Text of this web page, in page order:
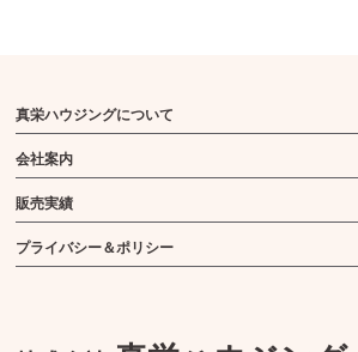
真栄ハウジングについて
会社案内
販売実績
プライバシー＆ポリシー